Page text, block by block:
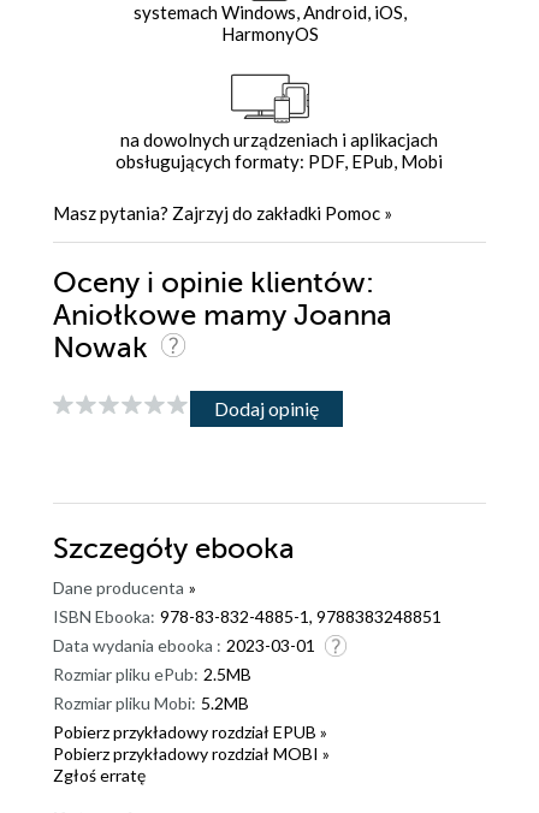
systemach Windows, Android, iOS,
HarmonyOS
na dowolnych urządzeniach i aplikacjach
obsługujących formaty: PDF, EPub, Mobi
Masz pytania? Zajrzyj do zakładki Pomoc »
Oceny i opinie klientów:
Aniołkowe mamy Joanna
Nowak
Dodaj opinię
Szczegóły ebooka
Dane producenta »
ISBN Ebooka: 978-83-832-4885-1, 9788383248851
Data wydania ebooka : 2023-03-01
Rozmiar pliku ePub: 2.5MB
Rozmiar pliku Mobi: 5.2MB
Pobierz przykładowy rozdział EPUB »
Pobierz przykładowy rozdział MOBI »
Zgłoś erratę